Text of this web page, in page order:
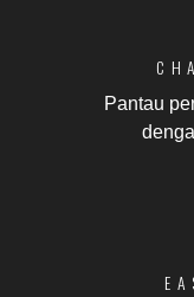
Pantau